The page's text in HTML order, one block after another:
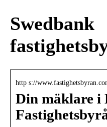
Swedbank
http s://
Din mäklare i